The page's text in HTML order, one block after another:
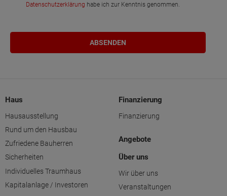
Datenschutzerklärung habe ich zur Kenntnis genommen.
Haus
Hausausstellung
Rund um den Hausbau
Zufriedene Bauherren
Sicherheiten
Individuelles Traumhaus
Kapitalanlage / Investoren
Finanzierung
Finanzierung
Angebote
Über uns
Wir über uns
Veranstaltungen